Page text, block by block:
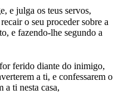
e julga os teus servos,
o seu proceder sobre a
e fazendo-lhe segundo a
ferido diante do inimigo,
a ti, e confessarem o
a ti nesta casa,